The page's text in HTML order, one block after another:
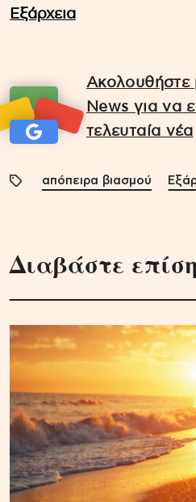
Εξάρχεια
Ακολουθήστε
News για να
τελευταία νέα
απόπειρα βιασμού
Διαβάστε